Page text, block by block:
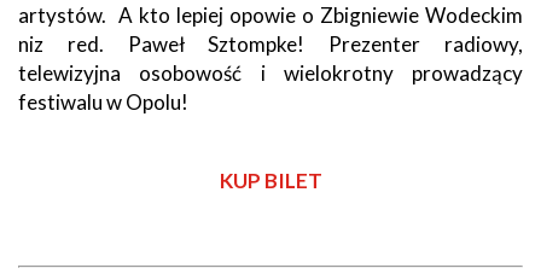
artystów. A kto lepiej opowie o Zbigniewie Wodeckim
niz red. Paweł Sztompke! Prezenter radiowy,
telewizyjna osobowość i wielokrotny prowadzący
festiwalu w Opolu!
KUP BILET